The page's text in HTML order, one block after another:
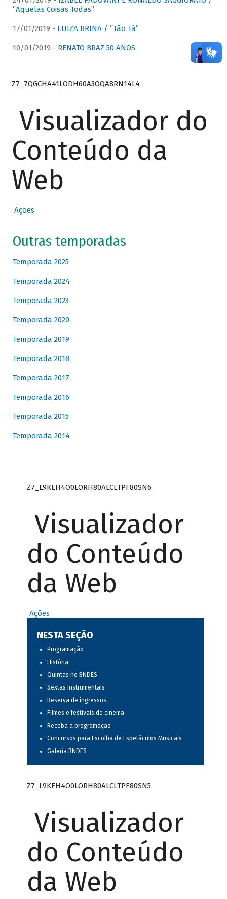
“Aquelas Coisas Todas”
17/01/2019 - LUIZA BRINA / “Tão Tá”
10/01/2019 - RENATO BRAZ 50 ANOS
Z7_7QGCHA41LODH60A3OQA8RN14L4
Visualizador do
Conteúdo da
Web
Ações
Outras temporadas
Temporada 2025
Temporada 2024
Temporada 2023
Temporada 2020
Temporada 2019
Temporada 2018
Temporada 2017
Temporada 2016
Temporada 2015
Temporada 2014
Z7_L9KEH4O0LORH80ALCLTPF80SN6
Visualizador
do Conteúdo
da Web
Ações
NESTA SEÇÃO
Programação
História
Quintas no BNDES
Sextas instrumentais
Reserva de ingressos
Filmes e festivais de cinema
Receba a programação
Concursos para Escolha de Espetáculos Musicais
Galeria BNDES
Z7_L9KEH4O0LORH80ALCLTPF80SN5
Visualizador
do Conteúdo
da Web